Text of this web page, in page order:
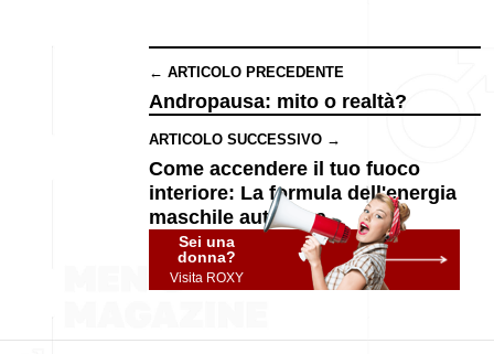
← ARTICOLO PRECEDENTE
Andropausa: mito o realtà?
ARTICOLO SUCCESSIVO →
Come accendere il tuo fuoco
interiore: La formula dell'energia
maschile autentica
Sei una
donna?
Visita ROXY